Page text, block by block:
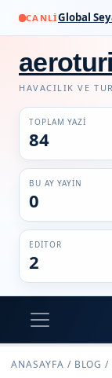
CANLI
HAVACILIK VE
TOPLAM YAZI
84
BU AY YAYIN
0
EDITOR
2
ANASAYFA / BLOG /